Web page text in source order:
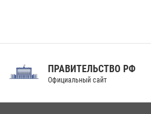
Праздник «Один день с Росгвардией» к
ПРАВИТЕЛЬСТВО РФ
Официальный сайт